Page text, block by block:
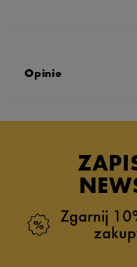
Opinie
zebranych i
Zgarnij